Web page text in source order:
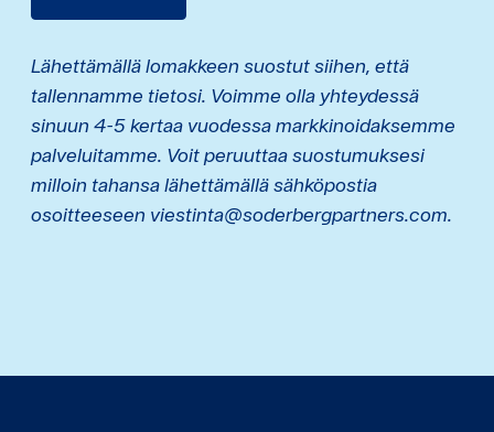
Lähettämällä lomakkeen suostut siihen, että
tallennamme tietosi. Voimme olla yhteydessä
sinuun 4-5 kertaa vuodessa markkinoidaksemme
palveluitamme. Voit peruuttaa suostumuksesi
milloin tahansa lähettämällä sähköpostia
osoitteeseen viestinta@soderbergpartners.com.